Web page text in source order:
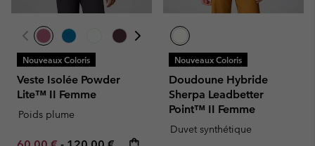
Nouveaux Coloris
Veste Isolée Powder
Lite™ II Femme
Poids plume
Minimum sale price:
Maximum price:
Nouveaux Coloris
Doudoune Hybride
Sherpa Leadbetter
Point™ II Femme
Duvet synthétique